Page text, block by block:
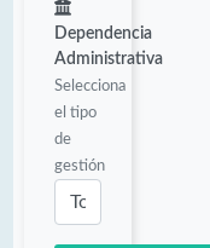
Dependencia
Administrativa
Selecciona
el tipo
de
gestión